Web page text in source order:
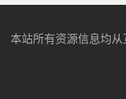
本站所有资源信息均